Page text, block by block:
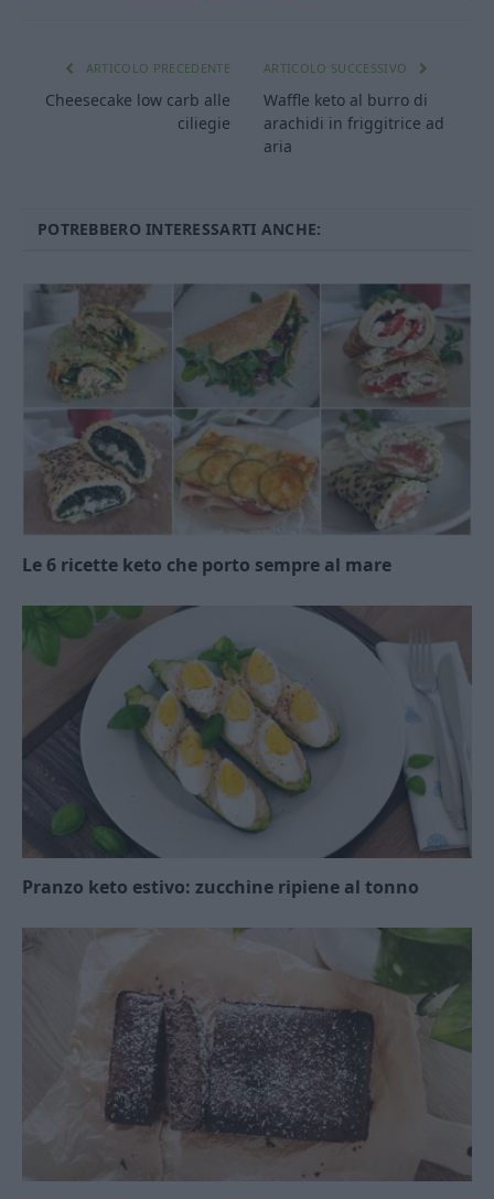
ARTICOLO PRECEDENTE
Cheesecake low carb alle
ciliegie
ARTICOLO SUCCESSIVO
Waffle keto al burro di
arachidi in friggitrice ad
aria
POTREBBERO INTERESSARTI ANCHE:
Le 6 ricette keto che porto sempre al mare
Pranzo keto estivo: zucchine ripiene al tonno